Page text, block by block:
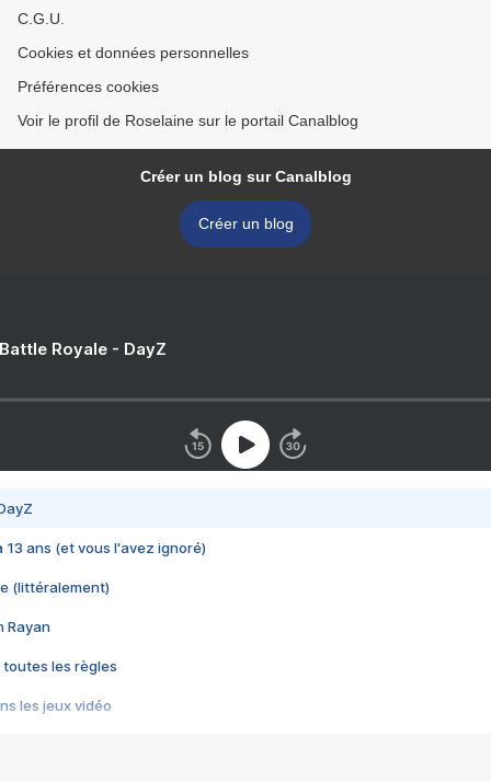
C.G.U.
Cookies et données personnelles
Préférences cookies
Voir le profil de Roselaine sur le portail Canalblog
Créer un blog sur Canalblog
Créer un blog
Royale - DayZ
13 ans (et vous l'avez ignoré)
(littéralement)
Rayan
toutes les règles
les jeux vidéo